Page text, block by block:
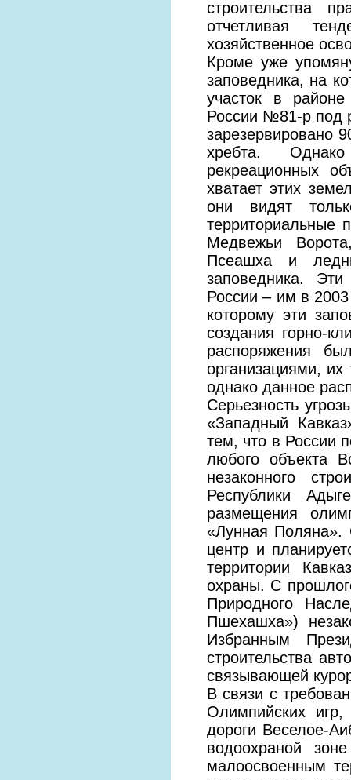
строительства
отчетливая
хозяйственное
Кроме уже
заповедника, на
участок в
России №81-р под
зарезервировано
хребта.
рекреационных
хватает этих
они видят
территориальные
Медвежьи
Псеашха и
заповедника.
России – им в
которому эти
создания горно-
распоряжения
организациями,
однако данное
Серьезность
«Западный
тем, что в России
любого объекта
незаконного
Республики
размещения
«Лунная Поляна».
центр и
территории
охраны. С
Природного
Пшехашха»)
Избранным
строительства
связывающей
В связи с
Олимпийских игр,
дороги Веселое-
водоохраной
малоосвоенным